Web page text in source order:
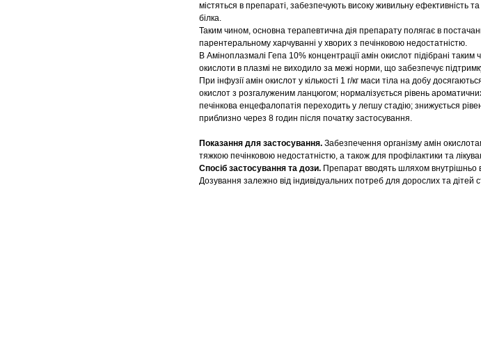
містяться в препараті, забезпечують високу живильну ефективність
білка.
Таким чином, основна терапевтична дія препарату полягає в
парентеральному харчуванні у хворих з печінковою недостатністю.
В Аміноплазмалі Гепа 10% концентрації амін окислот підібрані
окислоти в плазмі не виходило за межі норми, що забезпечує
При інфузії амін окислот у кількості 1 г/кг маси тіла на добу
окислот з розгалуженим ланцюгом; нормалізується рівень
печінкова енцефалопатія переходить у легшу стадію; знижується
приблизно через 8 годин після початку застосування.
Показання для застосування. Забезпечення організму амін
тяжкою печінковою недостатністю, а також для профілактики та
Спосіб застосування та дози. Препарат вводять шляхом внутрішньо
Дозування залежно від індивідуальних потреб для дорослих та дітей